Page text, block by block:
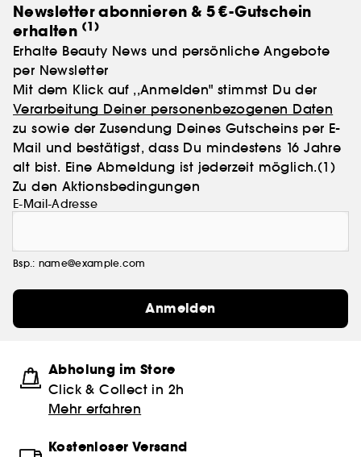
Newsletter abonnieren & 5 €-Gutschein
erhalten (1)
Erhalte Beauty News und persönliche Angebote
per Newsletter
Mit dem Klick auf ,,Anmelden" stimmst Du der
Verarbeitung Deiner personenbezogenen Daten
zu sowie der Zusendung Deines Gutscheins per E-
Mail und bestätigst, dass Du mindestens 16 Jahre
alt bist. Eine Abmeldung ist jederzeit möglich.(1)
Zu den Aktionsbedingungen
E-Mail-Adresse
Bsp.: name@example.com
Anmelden
Abholung im Store
Click & Collect in 2h
Mehr erfahren
Kostenloser Versand